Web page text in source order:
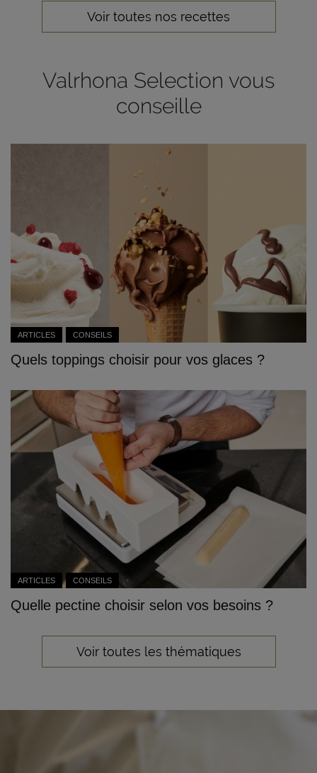
Voir toutes nos recettes
Valrhona Selection vous
conseille
ARTICLES CONSEILS
Quels toppings choisir pour vos glaces ?
ARTICLES CONSEILS
Quelle pectine choisir selon vos besoins ?
Voir toutes les thématiques